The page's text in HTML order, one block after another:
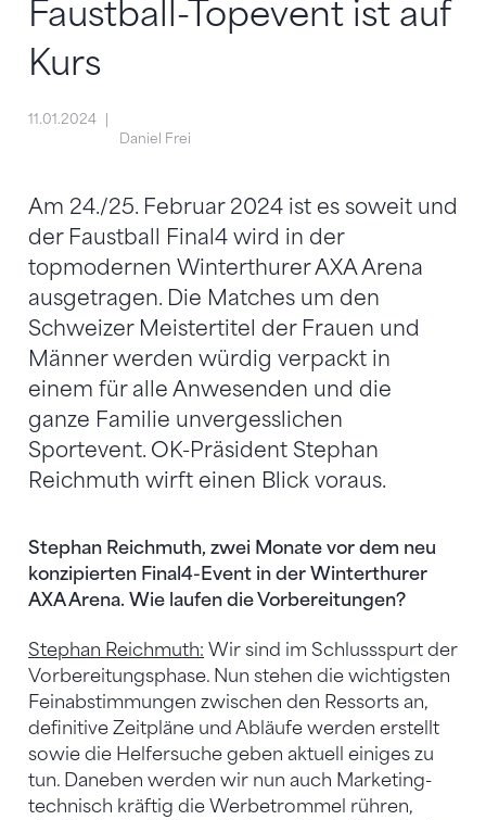
Faustball-Topevent ist auf
Kurs
11.01.2024
Daniel Frei
Am 24./25. Februar 2024 ist es soweit und
der Faustball Final4 wird in der
topmodernen Winterthurer AXA Arena
ausgetragen. Die Matches um den
Schweizer Meistertitel der Frauen und
Männer werden würdig verpackt in
einem für alle Anwesenden und die
ganze Familie unvergesslichen
Sportevent. OK-Präsident Stephan
Reichmuth wirft einen Blick voraus.
Stephan Reichmuth, zwei Monate vor dem neu
konzipierten Final4-Event in der Winterthurer
AXA Arena. Wie laufen die Vorbereitungen?
Stephan Reichmuth: Wir sind im Schlussspurt der
Vorbereitungsphase. Nun stehen die wichtigsten
Feinabstimmungen zwischen den Ressorts an,
definitive Zeitpläne und Abläufe werden erstellt
sowie die Helfersuche geben aktuell einiges zu
tun. Daneben werden wir nun auch Marketing-
technisch kräftig die Werbetrommel rühren,